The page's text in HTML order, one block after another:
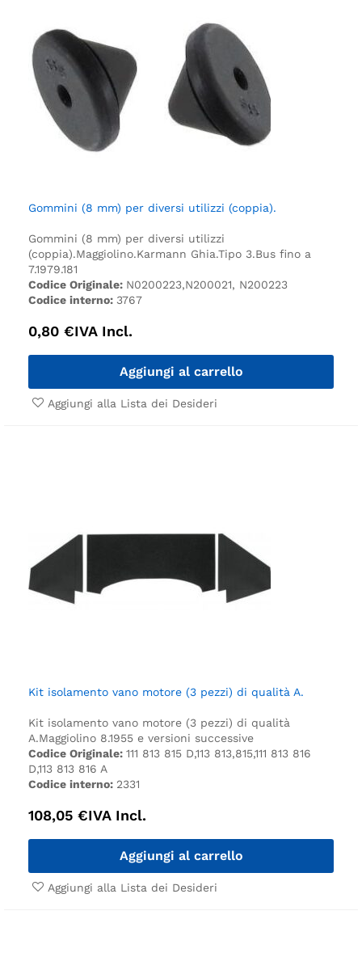
Gommini (8 mm) per diversi utilizzi (coppia).
Gommini (8 mm) per diversi utilizzi
(coppia).Maggiolino.Karmann Ghia.Tipo 3.Bus fino a
7.1979.181
Codice Originale: N0200223,N200021, N200223
Codice interno: 3767
0,80 €IVA Incl.
Aggiungi al carrello
Aggiungi alla Lista dei Desideri
Kit isolamento vano motore (3 pezzi) di qualità A.
Kit isolamento vano motore (3 pezzi) di qualità
A.Maggiolino 8.1955 e versioni successive
Codice Originale: 111 813 815 D,113 813,815,111 813 816
D,113 813 816 A
Codice interno: 2331
108,05 €IVA Incl.
Aggiungi al carrello
Aggiungi alla Lista dei Desideri